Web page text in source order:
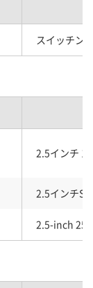
スイッチン
2.5インチ
2.5インチ
2.5-inch